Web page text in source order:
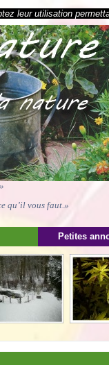
leur utilisation
qu’il vous faut.»
Petites